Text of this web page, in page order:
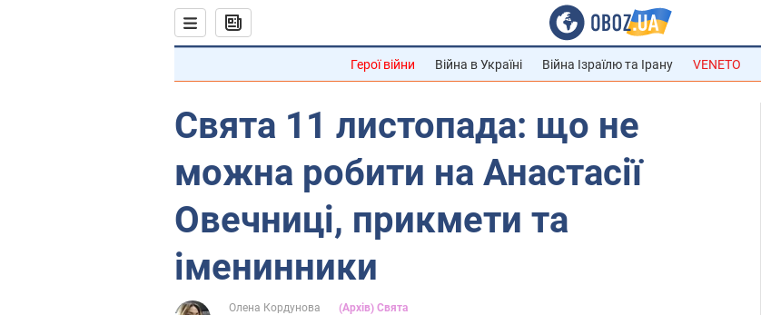
Герої війни Війна в Україні Війна Ізраїлю та Ірану VENETO
Свята 11 листопада: що не
можна робити на Анастасії
Овечниці, прикмети та
іменинники
Олена Кордунова
(Архів) Свята